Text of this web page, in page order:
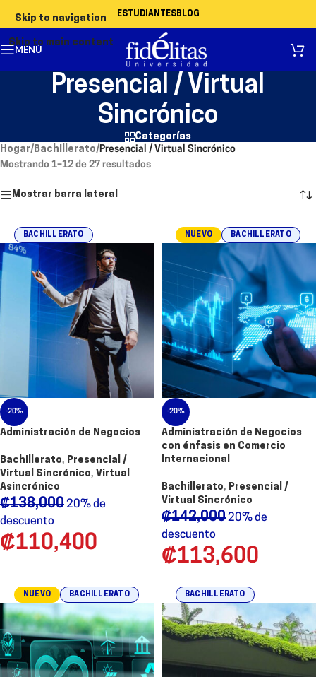
Skip to navigation
Skip to main content
ESTUDIANTESBLOG
MENÚ
Presencial / Virtual
Sincrónico
Categorías
Hogar/Bachillerato/Presencial / Virtual Sincrónico
Mostrando 1–12 de 27 resultados
Mostrar barra lateral
BACHILLERATO
-20%
Administración de Negocios
Bachillerato, Presencial /
Virtual Sincrónico, Virtual
Asincrónico
₡138,00020% de
descuento
₡110,400
NUEVO BACHILLERATO
-20%
Administración de Negocios
con énfasis en Comercio
Internacional
Bachillerato, Presencial /
Virtual Sincrónico
₡142,00020% de
descuento
₡113,600
NUEVO BACHILLERATO BACHILLERATO